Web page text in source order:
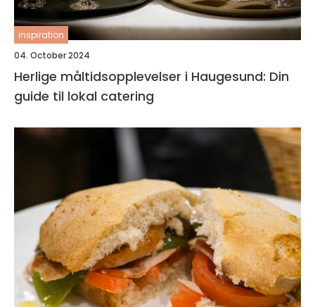
inspiration
04. October 2024
Herlige måltidsopplevelser i Haugesund: Din
guide til lokal catering